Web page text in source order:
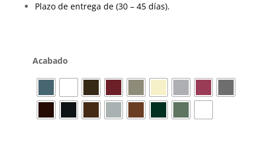
Plazo de entrega de (30 – 45 días).
Acabado